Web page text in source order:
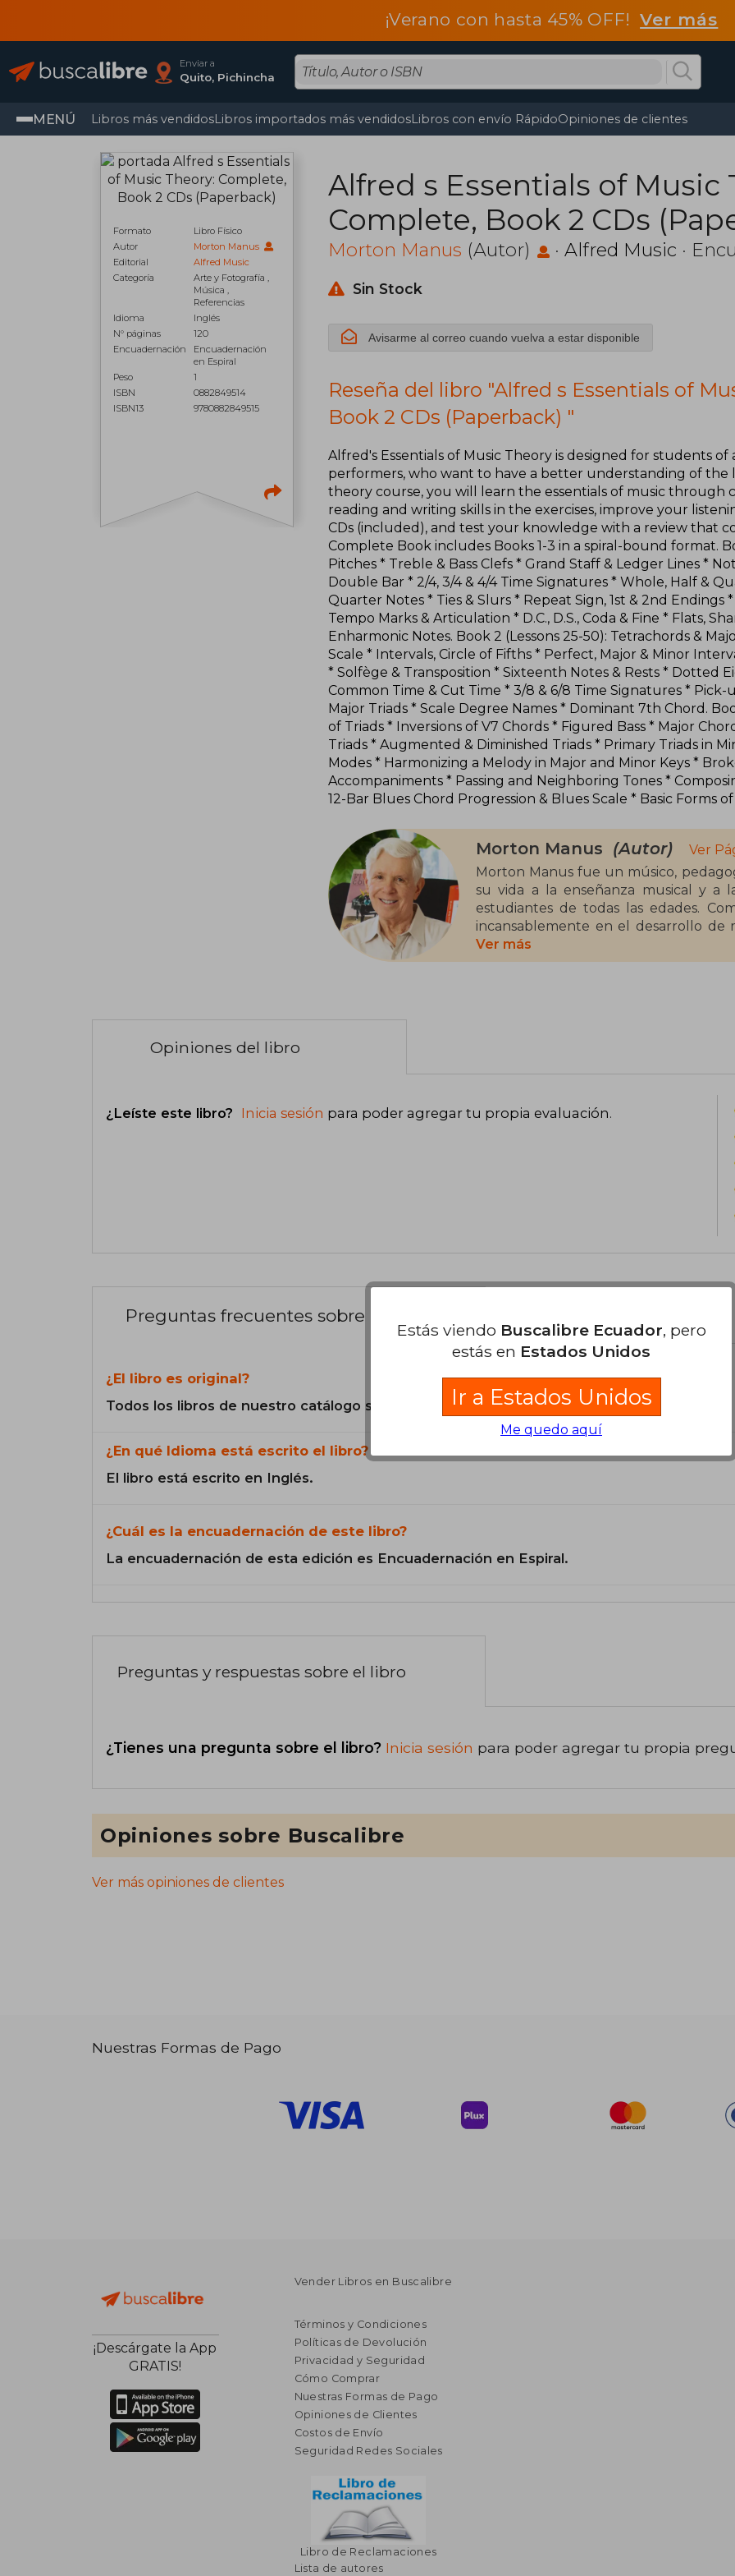
¡Verano con hasta 45% OFF!Ver más
Enviar a
Quito, Pichincha
MENÚ Libros más vendidosLibros importados más vendidosLibros con envío RápidoOpiniones de clientes
Formato
Libro Físico
Autor
Morton Manus
Editorial
Alfred Music
Categoría
Arte y Fotografía ,
Música ,
Referencias
Idioma
Inglés
N° páginas
120
Encuadernación
Encuadernación
en Espiral
Peso
1
ISBN
0882849514
ISBN13
9780882849515
Alfred s Essentials of Music
Complete, Book 2 CDs
Morton Manus (Autor) · Alfred Music ·
Sin Stock
Avisarme al correo cuando vuelva a estar disponible
Reseña del libro "Alfred s Essentials of
Book 2 CDs (Paperback) "
Alfred's Essentials of Music Theory is designed for students
performers, who want to have a better understanding of the
theory course, you will learn the essentials of music through
reading and writing skills in the exercises, improve your
CDs (included), and test your knowledge with a review that
Complete Book includes Books 1-3 in a spiral-bound format.
Pitches * Treble & Bass Clefs * Grand Staff & Ledger Lines *
Double Bar * 2/4, 3/4 & 4/4 Time Signatures * Whole, Half &
Quarter Notes * Ties & Slurs * Repeat Sign, 1st & 2nd Endings
Tempo Marks & Articulation * D.C., D.S., Coda & Fine * Flats,
Enharmonic Notes. Book 2 (Lessons 25-50): Tetrachords &
Scale * Intervals, Circle of Fifths * Perfect, Major & Minor
* Solfège & Transposition * Sixteenth Notes & Rests * Dotted
Common Time & Cut Time * 3/8 & 6/8 Time Signatures *
Major Triads * Scale Degree Names * Dominant 7th Chord.
of Triads * Inversions of V7 Chords * Figured Bass * Major
Triads * Augmented & Diminished Triads * Primary Triads in
Modes * Harmonizing a Melody in Major and Minor Keys *
Accompaniments * Passing and Neighboring Tones *
12-Bar Blues Chord Progression & Blues Scale * Basic Forms
Morton Manus (Autor)
Ver
Morton Manus fue un músico,
su vida a la enseñanza musical y a
estudiantes de todas las edades.
incansablemente en el desarrollo de
académico con un enfoque amigable
se materializó en la creación de
de Alfred Music a nivel global,
mundo de la educación musical dejó
legado que aún hoy guía a
Ver más
Opiniones del libro
¿Leíste este libro? Inicia sesión para poder agregar tu propia evaluación.
Preguntas frecuentes sobre el libro
¿El libro es original?
Todos los libros de nuestro catálogo son Originales.
¿En qué Idioma está escrito el libro?
El libro está escrito en Inglés.
¿Cuál es la encuadernación de este libro?
La encuadernación de esta edición es Encuadernación en Espiral.
Preguntas y respuestas sobre el libro
¿Tienes una pregunta sobre el libro? Inicia sesión para poder agregar tu propia
Opiniones sobre Buscalibre
Ver más opiniones de clientes
Nuestras Formas de Pago
¡Descárgate la App
GRATIS!
Vender Libros en Buscalibre
Términos y Condiciones
Políticas de Devolución
Privacidad y Seguridad
Cómo Comprar
Nuestras Formas de Pago
Opiniones de Clientes
Costos de Envío
Seguridad Redes Sociales
Libro de Reclamaciones
Lista de autores
Estás viendo Buscalibre Ecuador, pero
estás en Estados Unidos
Ir a Estados Unidos
Me quedo aquí